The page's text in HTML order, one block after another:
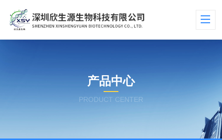
产品中心
PRODUCT CENTER